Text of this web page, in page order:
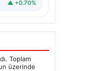
▲ +0.70%
Toplam
üzerinde